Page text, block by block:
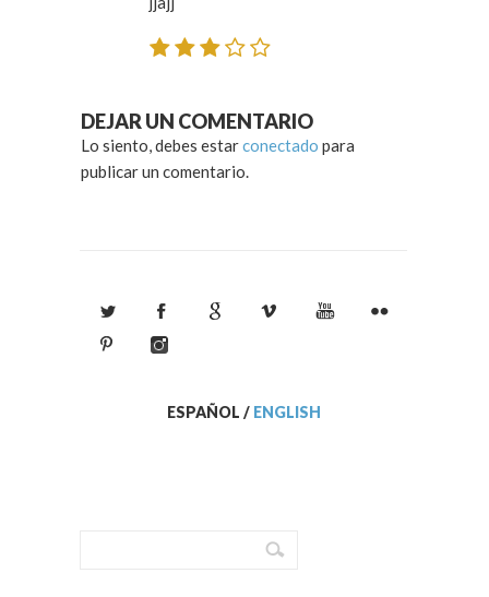
DEJAR UN COMENTARIO
Lo siento, debes estarconectado para
publicar un comentario.
ESPAÑOL / ENGLISH